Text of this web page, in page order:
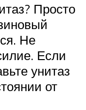
Просто
Не
Если
унитаз
от